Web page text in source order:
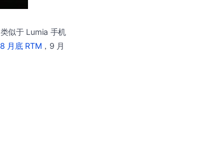
似于 Lumia 手机
月底 RTM ，9 月